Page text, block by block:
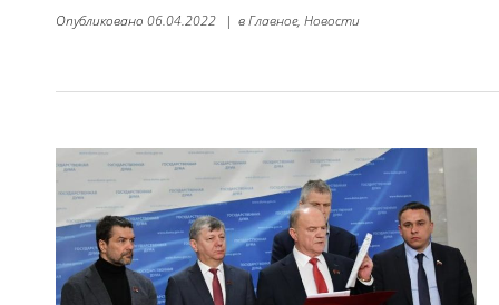
Опубликовано 06.04.2022 | вГлавное, Новости